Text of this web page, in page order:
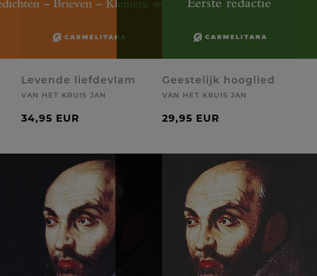
Levende liefdevlam
VAN HET KRUIS JAN
34,95 EUR
Geestelijk hooglied
VAN HET KRUIS JAN
29,95 EUR